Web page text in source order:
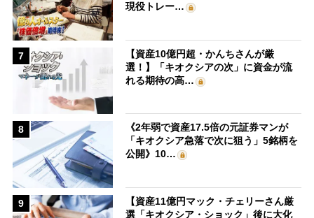
現役トレー…
7
【資産10億円超・かんちさんが厳
選！】「キオクシアの次」に資金が流
れる期待の高…
8
《2年弱で資産17.5倍の元証券マンが
「キオクシア急落で次に狙う」5銘柄を
公開》10…
9
【資産11億円マック・チェリーさん厳
選「キオクシア・ショック」後に大化